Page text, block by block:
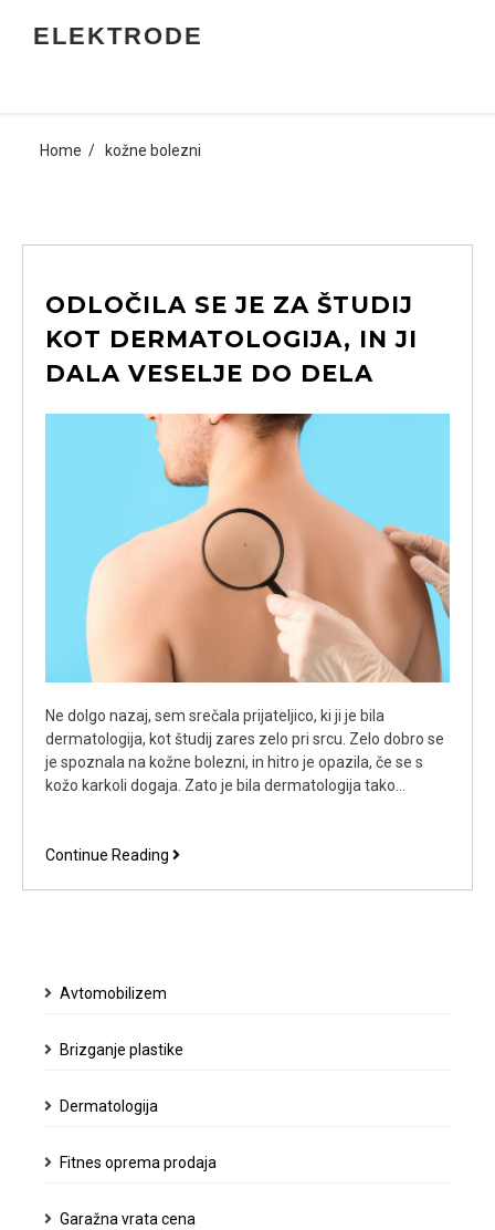
ELEKTRODE
Home kožne bolezni
ODLOČILA SE JE ZA ŠTUDIJ
KOT DERMATOLOGIJA, IN JI
DALA VESELJE DO DELA
Ne dolgo nazaj, sem srečala prijateljico, ki ji je bila
dermatologija, kot študij zares zelo pri srcu. Zelo dobro se
je spoznala na kožne bolezni, in hitro je opazila, če se s
kožo karkoli dogaja. Zato je bila dermatologija tako…
Continue Reading Odločila
Avtomobilizem
Brizganje plastike
Dermatologija
Fitnes oprema prodaja
Garažna vrata cena